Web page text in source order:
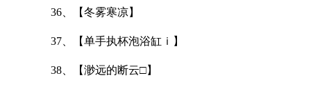
36、【冬雾寒凉】
37、【单手执杯泡浴缸ｉ】
38、【渺远的断云□】